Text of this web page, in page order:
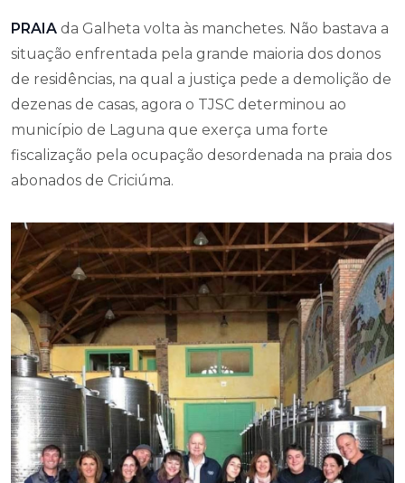
PRAIA da Galheta volta às manchetes. Não bastava a
situação enfrentada pela grande maioria dos donos
de residências, na qual a justiça pede a demolição de
dezenas de casas, agora o TJSC determinou ao
município de Laguna que exerça uma forte
fiscalização pela ocupação desordenada na praia dos
abonados de Criciúma.